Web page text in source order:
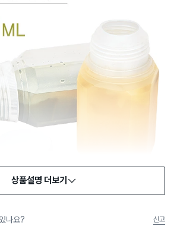
: 식품위생법에서 정한 규격에 따라 제조되어 식품 또
물에 사용할 수 있는 식품용기구라는 표시입니다.
상품설명 더보기
나요? 신고